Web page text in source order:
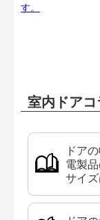
す。
室内ドアコ
ドア
電製
サイズ